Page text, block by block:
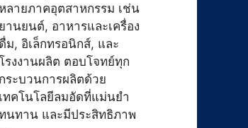
หลายภาคอุตสาหกรรม เช่น
ยานยนต์, อาหารและเครื่อง
ดื่ม, อิเล็กทรอนิกส์, และ
รงงานผลิต ตอบโจทย์ทุก
กระบวนการผลิตด้วย
เทคโนโลยีลมอัดที่แม่นยำ
นทาน และมีประสิทธิภาพ